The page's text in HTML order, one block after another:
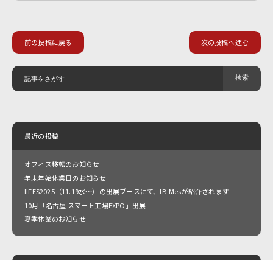
前の投稿に戻る 次の投稿へ進む
最近の投稿
オフィス移転のお知らせ
年末年始休業日のお知らせ
IIFES2025（11.19水～）の出展ブースにて、IB-Mesが紹介されます
10月「名古屋 スマート工場EXPO」出展
夏季休業のお知らせ